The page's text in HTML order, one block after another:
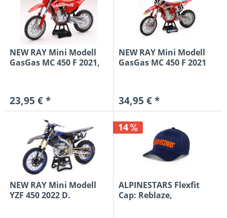
NEW RAY Mini Modell
GasGas MC 450 F 2021,
23,95 € *
NEW RAY Mini Modell
GasGas MC 450 F 2021
34,95 € *
NEW RAY Mini Modell
YZF 450 2022 D.
14
ALPINESTARS Flexfit
Cap: Reblaze,